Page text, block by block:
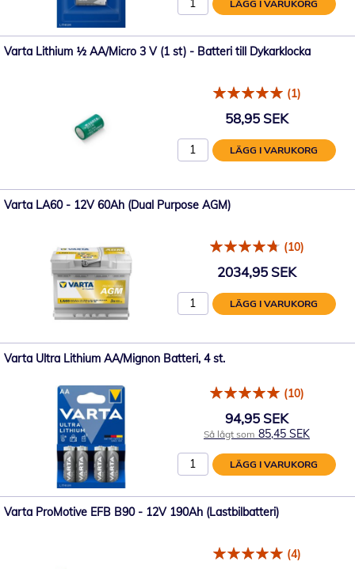
LÄGG I VARUKORG
Varta Lithium ½ AA/Micro 3 V (1 st) - Batteri till Dykarklocka
(1)
58,95 SEK
LÄGG I VARUKORG
Varta LA60 - 12V 60Ah (Dual Purpose AGM)
(10)
2034,95 SEK
LÄGG I VARUKORG
Varta Ultra Lithium AA/Mignon Batteri, 4 st.
(10)
94,95 SEK
Så lågt som 85,45 SEK
LÄGG I VARUKORG
Varta ProMotive EFB B90 - 12V 190Ah (Lastbilbatteri)
(4)